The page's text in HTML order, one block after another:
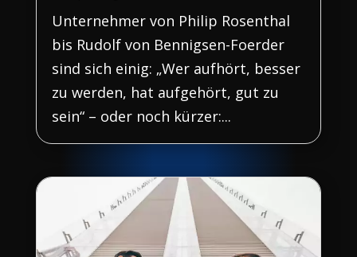
Unternehmer von Philip Rosenthal
bis Rudolf von Bennigsen-Foerder
sind sich einig: „Wer aufhört, besser
zu werden, hat aufgehört, gut zu
sein“ – oder noch kürzer:...